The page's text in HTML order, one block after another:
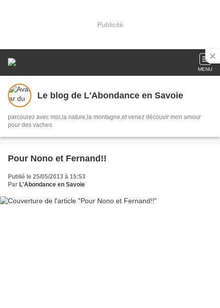
Publicité
MENU
Le blog de L'Abondance en Savoie
parcourez avec moi,la nature,la montagne,et venez découvir mon amour
pour des vaches
Pour Nono et Fernand!!
Publié le 25/05/2013 à 15:53
Par L'Abondance en Savoie